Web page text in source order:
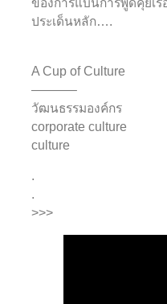
ของการแบนการพูดคุยเรื่
ประเด็นหลัก….
A Cup of Culture
———–
วัฒนธรรมองค์กร
corporate culture
culture
.
.
>>>